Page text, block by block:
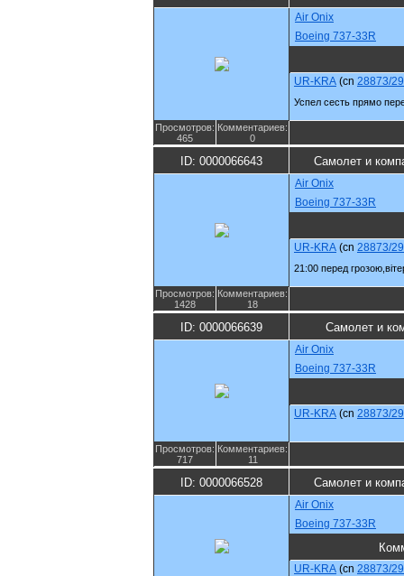
Air Onix
Boeing 737-33R
UR-KRA (cn 28873/
Успел сесть прямо
Просмотров:
465
Комментариев:
0
ID: 0000066643 Самолет и
Air Onix
Boeing 737-33R
UR-KRA (cn 28873/
21:00 перед
Просмотров:
1428
Комментариев:
18
ID: 0000066639 Самолет и
Air Onix
Boeing 737-33R
UR-KRA (cn 28873/
Просмотров:
717
Комментариев:
11
ID: 0000066528 Самолет и
Air Onix
Boeing 737-33R
UR-KRA (cn 28873/